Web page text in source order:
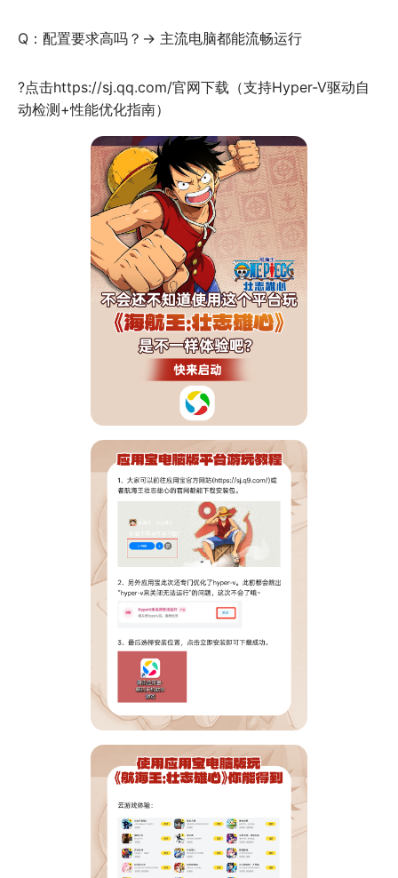
Q：配置要求高吗？→ 主流电脑都能流畅运行
?点击https://sj.qq.com/官网下载（支持Hyper-V驱动自
动检测+性能优化指南）